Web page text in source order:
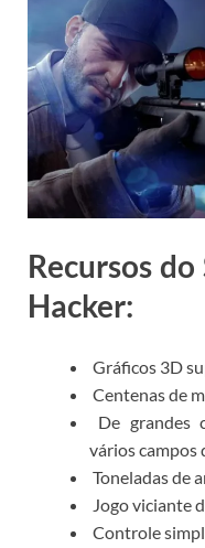
Recursos
Hacker:
Gráficos 3D
Centenas de
De grandes
vários campos
Toneladas de
Jogo viciante
Controle